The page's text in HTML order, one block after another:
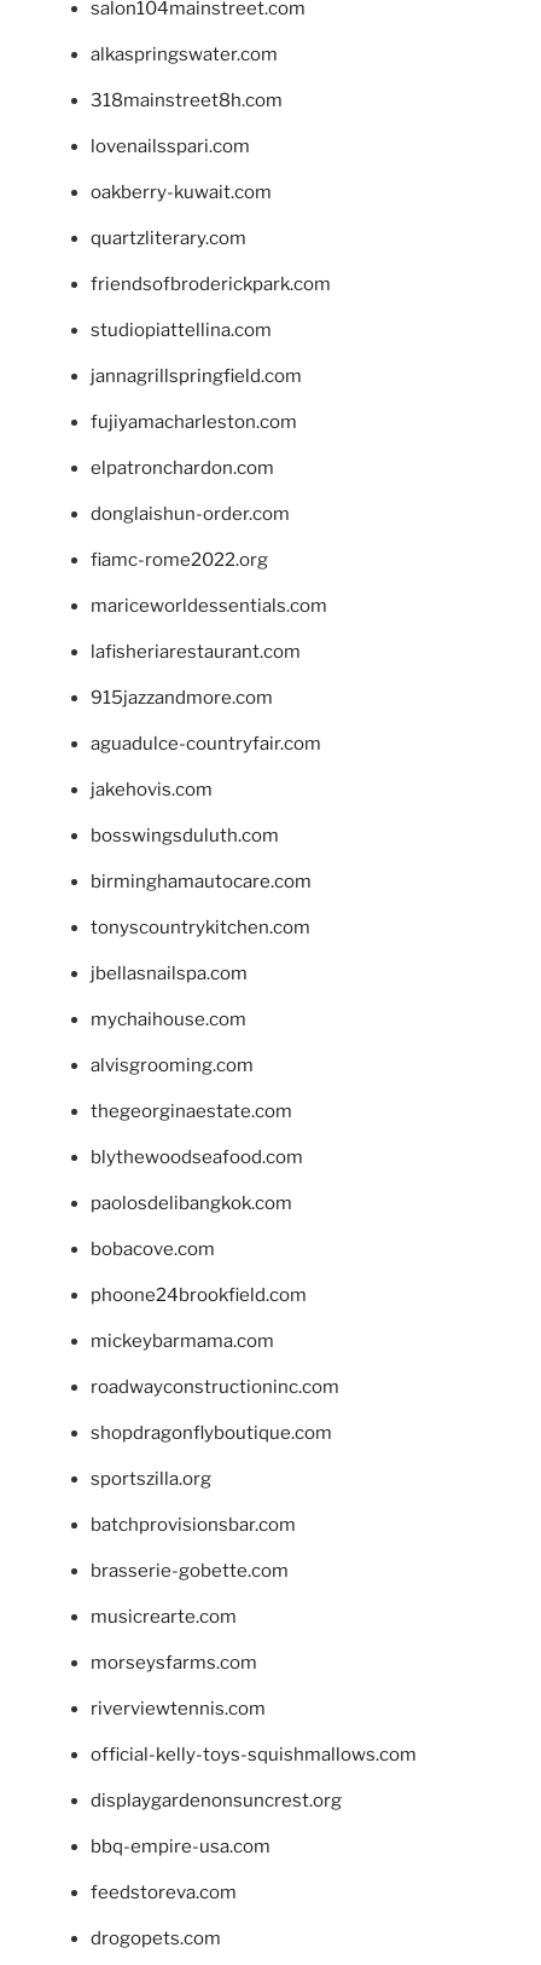
salon104mainstreet.com
alkaspringswater.com
318mainstreet8h.com
lovenailsspari.com
oakberry-kuwait.com
quartzliterary.com
friendsofbroderickpark.com
studiopiattellina.com
jannagrillspringfield.com
fujiyamacharleston.com
elpatronchardon.com
donglaishun-order.com
fiamc-rome2022.org
mariceworldessentials.com
lafisheriarestaurant.com
915jazzandmore.com
aguadulce-countryfair.com
jakehovis.com
bosswingsduluth.com
birminghamautocare.com
tonyscountrykitchen.com
jbellasnailspa.com
mychaihouse.com
alvisgrooming.com
thegeorginaestate.com
blythewoodseafood.com
paolosdelibangkok.com
bobacove.com
phoone24brookfield.com
mickeybarmama.com
roadwayconstructioninc.com
shopdragonflyboutique.com
sportszilla.org
batchprovisionsbar.com
brasserie-gobette.com
musicrearte.com
morseysfarms.com
riverviewtennis.com
official-kelly-toys-squishmallows.com
displaygardenonsuncrest.org
bbq-empire-usa.com
feedstoreva.com
drogopets.com